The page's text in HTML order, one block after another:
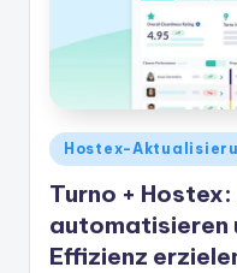
Veröffentlicht
in
Hostex-
Turno +
automatisieren
Effizienz